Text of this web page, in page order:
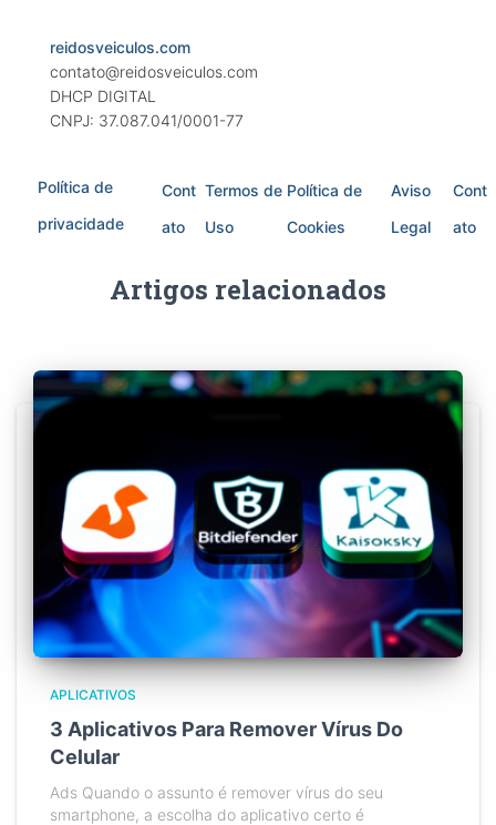
reidosveiculos.com
contato@reidosveiculos.com
DHCP DIGITAL
CNPJ: 37.087.041/0001-77
Política de
privacidade
Cont
ato
Termos de
Uso
Política de
Cookies
Aviso
Legal
Cont
ato
Artigos relacionados
APLICATIVOS
3 Aplicativos Para Remover Vírus Do
Celular
Ads Quando o assunto é remover vírus do seu
smartphone, a escolha do aplicativo certo é